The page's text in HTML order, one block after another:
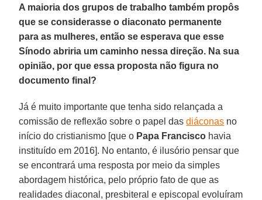
A maioria dos grupos de trabalho também propôs
que se considerasse o diaconato permanente
para as mulheres, então se esperava que esse
Sínodo abriria um caminho nessa direção. Na sua
opinião, por que essa proposta não figura no
documento final?
Já é muito importante que tenha sido relançada a
comissão de reflexão sobre o papel dasdiáconas no
início do cristianismo [que o Papa Francisco havia
instituído em 2016]. No entanto, é ilusório pensar que
se encontrará uma resposta por meio da simples
abordagem histórica, pelo próprio fato de que as
realidades diaconal, presbiteral e episcopal evoluíram